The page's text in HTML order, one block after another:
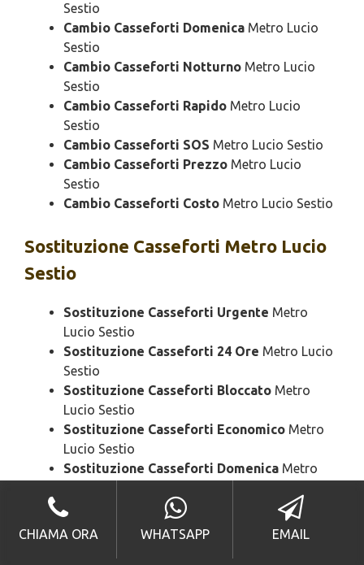
Sestio
Cambio Casseforti Domenica Metro Lucio
Sestio
Cambio Casseforti Notturno Metro Lucio
Sestio
Cambio Casseforti Rapido Metro Lucio
Sestio
Cambio Casseforti SOS Metro Lucio Sestio
Cambio Casseforti Prezzo Metro Lucio
Sestio
Cambio Casseforti Costo Metro Lucio Sestio
Sostituzione Casseforti Metro Lucio
Sestio
Sostituzione Casseforti Urgente Metro
Lucio Sestio
Sostituzione Casseforti 24 Ore Metro Lucio
Sestio
Sostituzione Casseforti Bloccato Metro
Lucio Sestio
Sostituzione Casseforti Economico Metro
Lucio Sestio
Sostituzione Casseforti Domenica Metro
Sostituzione Casseforti Notturno
Metro
Lucio Sestio
CHIAMA ORA WHATSAPP EMAIL